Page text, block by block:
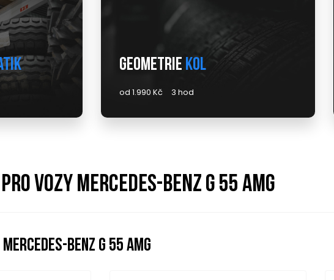
Geometrie kol
od 1.990 Kč 3 hod
vozy mercedes-benz g 55 amg
benz g 55 amg